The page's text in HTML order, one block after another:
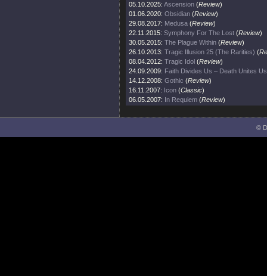
05.10.2025: Ascension (Review)
01.06.2020: Obsidian (Review)
29.08.2017: Medusa (Review)
22.11.2015: Symphony For The Lost (Review)
30.05.2015: The Plague Within (Review)
26.10.2013: Tragic Illusion 25 (The Rarities) (
08.04.2012: Tragic Idol (Review)
24.09.2009: Faith Divides Us – Death Unites Us
14.12.2008: Gothic (Review)
16.11.2007: Icon (Classic)
06.05.2007: In Requiem (Review)
©